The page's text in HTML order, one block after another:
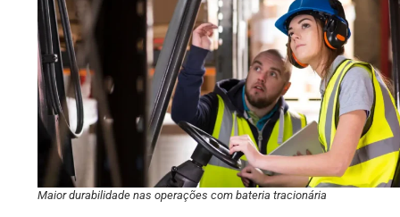
Maior durabilidade nas operações com bateria tracionária